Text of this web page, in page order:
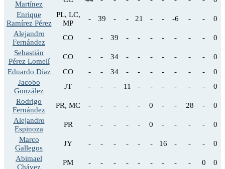
Martínez
Enrique
Ramírez Pérez
PL, LC,
MP
- 39 - - 21 - - -6 - -
0
Alejandro
Fernández
CO - - 39 - - - - - - -
0
Sebastián
Pérez Lomelí
CO - - 34 - - - - - - -
0
Eduardo Díaz
CO - - 34 - - - - - - -
0
Jacobo
González
JT - - - 11 - - - - - -
0
Rodrigo
Fernández
PR, MC - - - - - 0 - - 28 -
0
Alejandro
Espinoza
PR - - - - - 0 - - - -
0
Marco
Gallegos
JY - - - - - - 16 - - -
0
Abimael
Chávez
PM - - - - - - - - - 0
0